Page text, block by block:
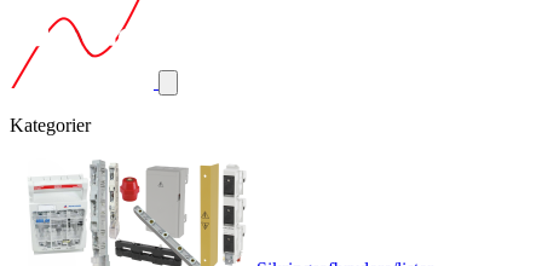
Kategorier